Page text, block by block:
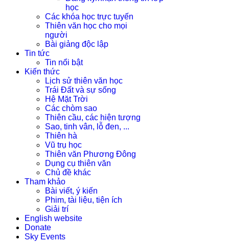
học
Các khóa học trực tuyến
Thiên văn học cho mọi
người
Bài giảng độc lập
Tin tức
Tin nổi bật
Kiến thức
Lịch sử thiên văn học
Trái Đất và sự sống
Hệ Mặt Trời
Các chòm sao
Thiên cầu, các hiện tượng
Sao, tinh vân, lỗ đen, ...
Thiên hà
Vũ trụ học
Thiên văn Phương Đông
Dụng cụ thiên văn
Chủ đề khác
Tham khảo
Bài viết, ý kiến
Phim, tài liệu, tiện ích
Giải trí
English website
Donate
Sky Events